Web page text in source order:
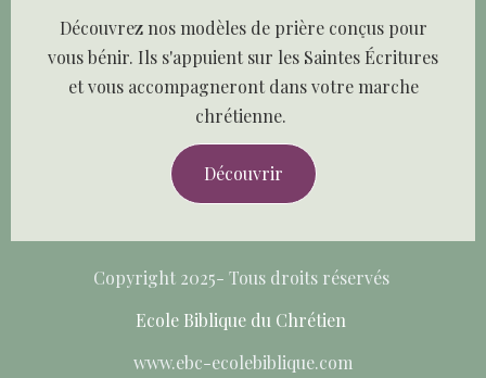
Découvrez nos modèles de prière conçus pour
vous bénir. Ils s'appuient sur les Saintes Écritures
et vous accompagneront dans votre marche
chrétienne.
Découvrir
Copyright 2025- Tous droits réservés
Ecole Biblique du Chrétien
www.ebc-ecolebiblique.com